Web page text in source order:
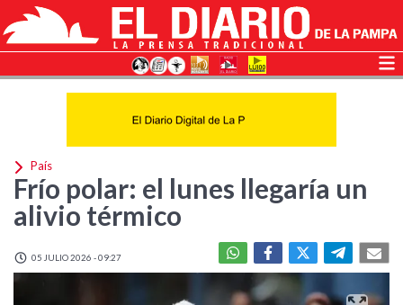
País
Frío polar: el lunes llegaría un
alivio térmico
05 JULIO 2026 - 09:27